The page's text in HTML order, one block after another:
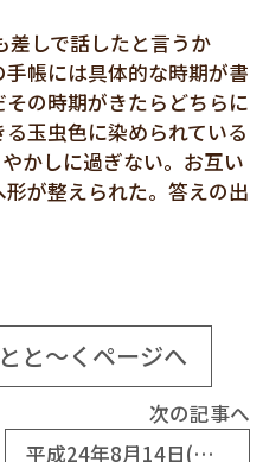
しで話したと言うか
帳には具体的な時期が書
の時期がきたらどちらに
玉虫色に染められている
かしに過ぎない。お互い
が整えられた。答えの出
と～くページへ
次の記事へ
平成24年8月14日(No5717) お墓参り